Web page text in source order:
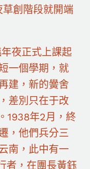
創階段就開端
年夜正式上課起
一個學期，就
建，新的黌舍
差別只在于改
1938年2月，終
，他們兵分三
南，此中有一
者，在團長黃鈺